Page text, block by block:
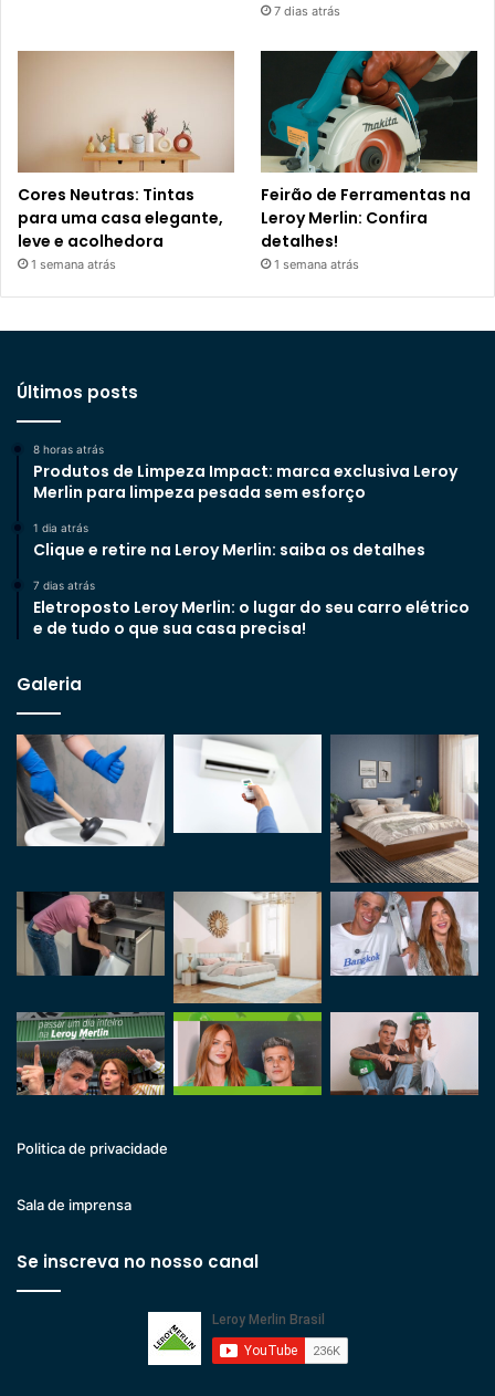
7 dias atrás
Cores Neutras: Tintas
para uma casa elegante,
leve e acolhedora
1 semana atrás
Feirão de Ferramentas na
Leroy Merlin: Confira
detalhes!
1 semana atrás
Últimos posts
8 horas atrás
Produtos de Limpeza Impact: marca exclusiva Leroy
Merlin para limpeza pesada sem esforço
1 dia atrás
Clique e retire na Leroy Merlin: saiba os detalhes
7 dias atrás
Eletroposto Leroy Merlin: o lugar do seu carro elétrico
e de tudo o que sua casa precisa!
Galeria
Politica de privacidade
Sala de imprensa
Se inscreva no nosso canal